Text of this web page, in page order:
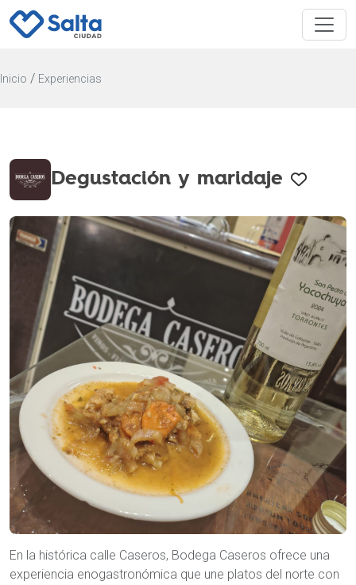
Inicio / Experiencias
Degustación y maridaje
En la histórica calle Caseros, Bodega Caseros ofrece una
experiencia enogastronómica que une platos del norte con